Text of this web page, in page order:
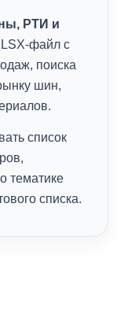
РТИ и
файл с
поиска
шин,
список
тематике
списка.